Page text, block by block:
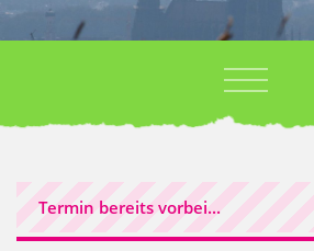
Termin bereits vorbei...